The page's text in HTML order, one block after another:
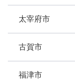
太宰府市
古賀市
福津市